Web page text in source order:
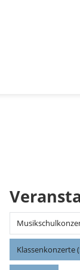
Klassenkonzerte